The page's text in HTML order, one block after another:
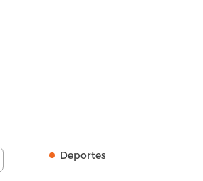
Deportes